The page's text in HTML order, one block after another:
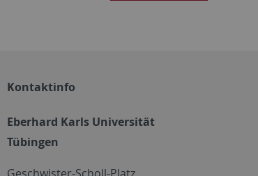
Kontaktinfo
Eberhard Karls Universität
Tübingen